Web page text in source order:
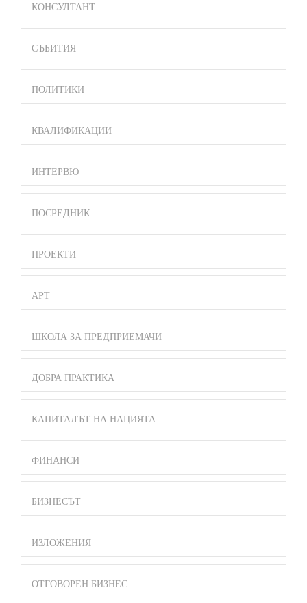
MENU
КОНСУЛТАНТ
СЪБИТИЯ
ПОЛИТИКИ
КВАЛИФИКАЦИИ
ИНТЕРВЮ
ПОСРЕДНИК
ПРОЕКТИ
АРТ
ШКОЛА ЗА ПРЕДПРИЕМАЧИ
ДОБРА ПРАКТИКА
КАПИТАЛЪТ НА НАЦИЯТА
ФИНАНСИ
БИЗНЕСЪТ
ИЗЛОЖЕНИЯ
ОТГОВОРЕН БИЗНЕС